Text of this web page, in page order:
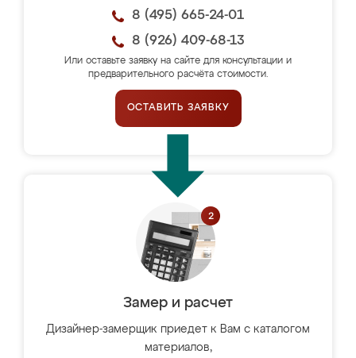
8 (495) 665-24-01
8 (926) 409-68-13
Или оставьте заявку на сайте для консультации и
предварительного расчёта стоимости.
ОСТАВИТЬ ЗАЯВКУ
Замер и расчет
Дизайнер-замерщик приедет к Вам с каталогом
материалов,